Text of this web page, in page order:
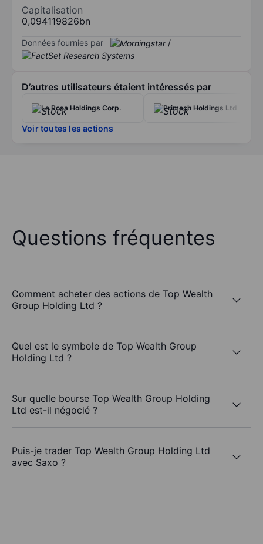
Capitalisation
0,094119826bn
Données fournies par /
D’autres utilisateurs étaient intéressés par
La Rosa Holdings Corp. Primech Holdings Ltd
Voir toutes les actions
Questions fréquentes
Comment acheter des actions de Top Wealth
Group Holding Ltd ?
Quel est le symbole de Top Wealth Group
Holding Ltd ?
Sur quelle bourse Top Wealth Group Holding
Ltd est-il négocié ?
Puis-je trader Top Wealth Group Holding Ltd
avec Saxo ?